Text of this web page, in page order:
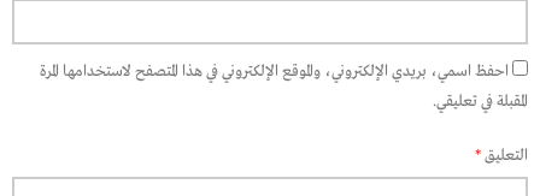
احفظ اسمي، بريدي الإلكتروني، والموقع الإلكتروني في هذا المتصفح لاستخدامها المرة
المقبلة في تعليقي.
التعليق*